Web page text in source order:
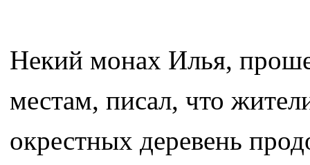
Некий монах Илья,
местам, писал, что
окрестных деревень